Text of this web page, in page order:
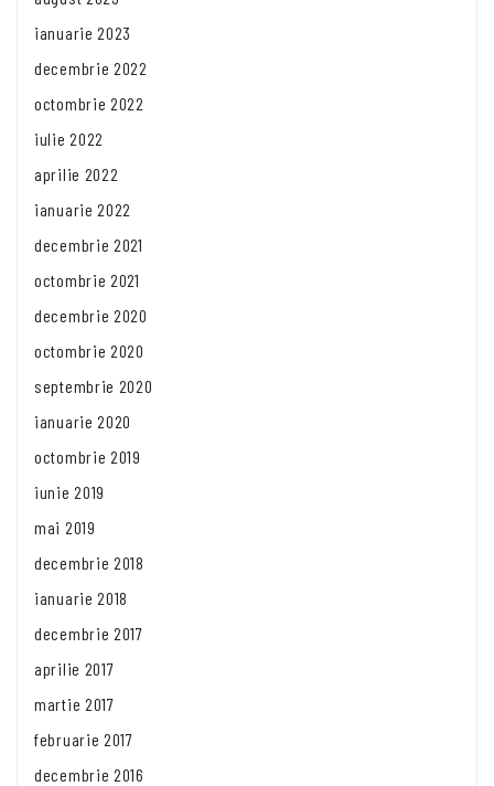
ianuarie 2023
decembrie 2022
octombrie 2022
iulie 2022
aprilie 2022
ianuarie 2022
decembrie 2021
octombrie 2021
decembrie 2020
octombrie 2020
septembrie 2020
ianuarie 2020
octombrie 2019
iunie 2019
mai 2019
decembrie 2018
ianuarie 2018
decembrie 2017
aprilie 2017
martie 2017
februarie 2017
decembrie 2016